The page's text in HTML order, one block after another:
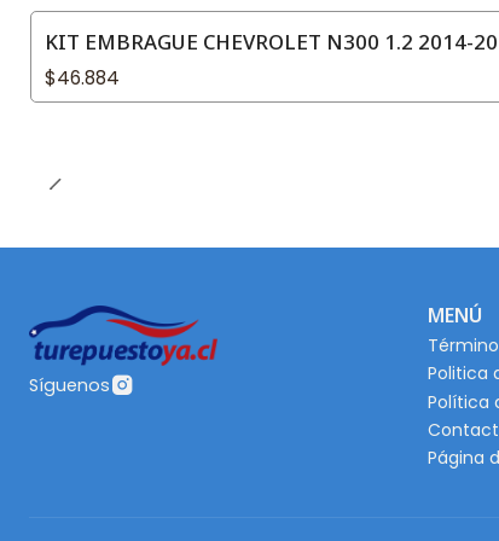
KIT EMBRAGUE CHEVROLET N300 1.2 2014-
$46.884
Síguenos
MENÚ
Politica
Política
Página